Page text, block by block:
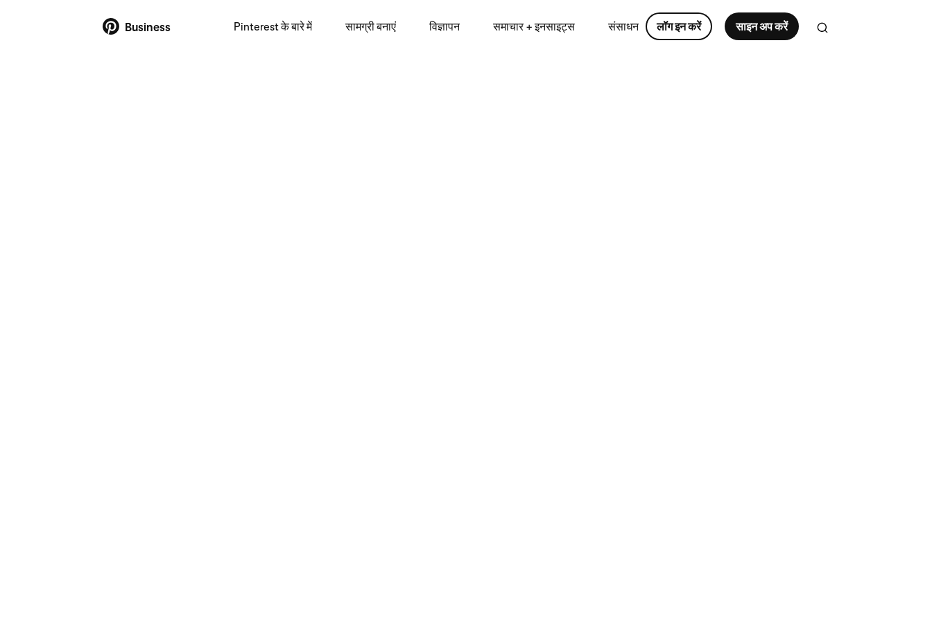
Business Pinterest के बारे में सामग्री बनाएं विज्ञापन समाचार + इनसाइट्स संसाधन लॉग इन करें साइन अप करें